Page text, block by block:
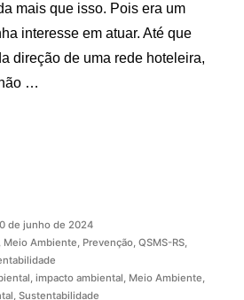
mais que isso. Pois era um
interesse em atuar. Até que
direção de uma rede hoteleira,
…
de junho de 2024
, Meio Ambiente, Prevenção, QSMS-RS,
, impacto ambiental, Meio Ambiente,
, Sustentabilidade